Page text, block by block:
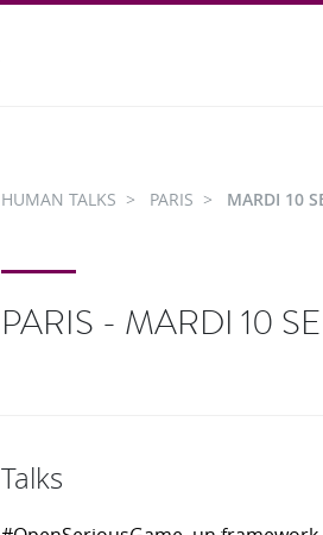
HUMAN TALKS PARIS MARDI 10
PARIS - MARDI 10
Talks